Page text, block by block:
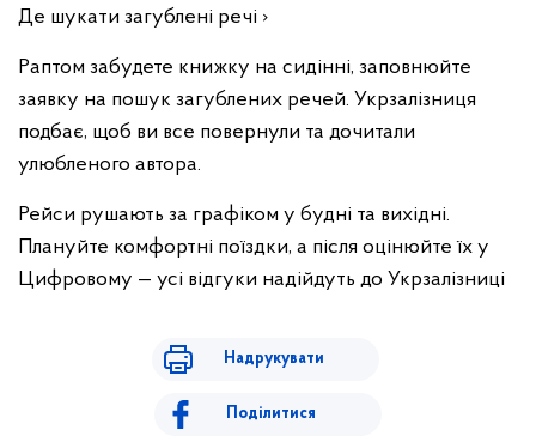
Де шукати загублені речі ›
Раптом забудете книжку на сидінні, заповнюйте
заявку на пошук загублених речей. Укрзалізниця
подбає, щоб ви все повернули та дочитали
улюбленого автора.
Рейси рушають за графіком у будні та вихідні.
Плануйте комфортні поїздки, а після оцінюйте їх у
Цифровому — усі відгуки надійдуть до Укрзалізниці
Надрукувати
Поділитися